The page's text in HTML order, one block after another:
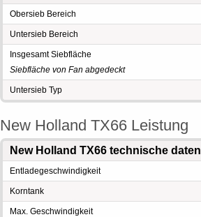
Obersieb Bereich
Untersieb Bereich
Insgesamt Siebfläche
Siebfläche von Fan abgedeckt
Untersieb Typ
New Holland TX66 Leistung
New Holland TX66 technische daten
Entladegeschwindigkeit
Korntank
Max. Geschwindigkeit